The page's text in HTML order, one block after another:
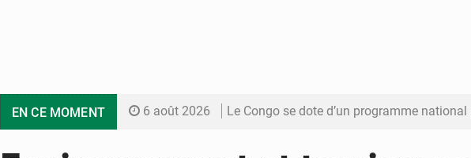
EN CE MOMENT 6 août 2026 Le Congo se dote d’un programme national pour valoriser les